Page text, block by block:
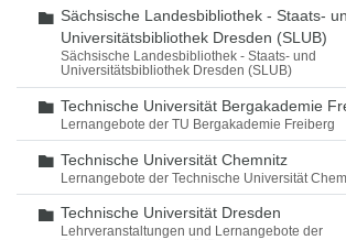
Ordner
Sächsische Landesbibliothek - Staats-
Universitätsbibliothek Dresden (SLUB)
Sächsische Landesbibliothek - Staats- und
Universitätsbibliothek Dresden (SLUB)
Ordner
Technische Universität Bergakademie
Lernangebote der TU Bergakademie Freiberg
Ordner
Technische Universität Chemnitz
Lernangebote der Technische Universität
Ordner
Technische Universität Dresden
Lehrveranstaltungen und Lernangebote der